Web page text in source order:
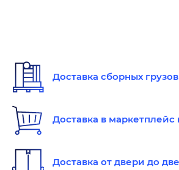
Доставка сборных грузов
Доставка в
Доставка от двери до